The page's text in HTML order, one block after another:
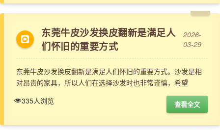
东莞牛皮沙发换皮翻新是满足人
们怀旧的重要方式
2026-
03-29
东莞牛皮沙发换皮翻新是满足人们怀旧的重要方式。沙发是相
对昂贵的家具，所以人们在选择沙发时也非常谨慎，希望
335人浏览
查看全文